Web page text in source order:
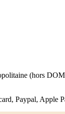
(hors
Paypal, Apple